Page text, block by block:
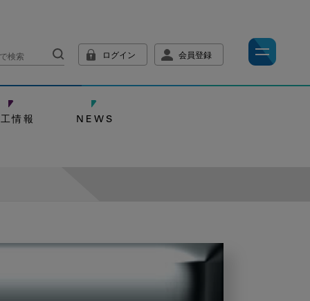
ログイン 会員登録
情報 NEWS